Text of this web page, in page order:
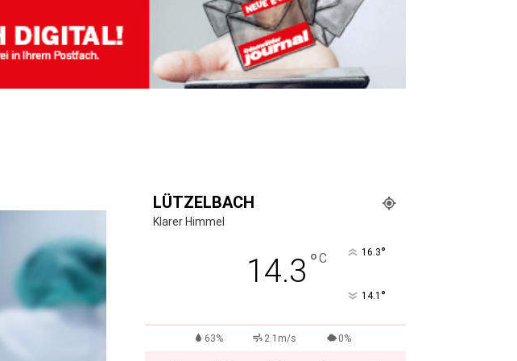
LÜTZELBACH
Klarer Himmel
14.3 °C 16.3°
14.1 °
63% 2.1m/s 0%